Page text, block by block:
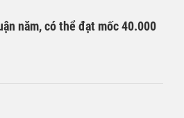
năm, có thể đạt mốc 40.000